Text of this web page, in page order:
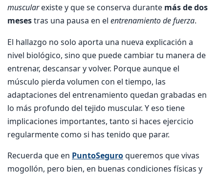
muscularexiste y que se conserva durante más de dos
mesestras una pausa en el entrenamiento de fuerza.
El hallazgo no solo aporta una nueva explicación a
nivel biológico, sino que puede cambiar tu manera de
entrenar, descansar y volver. Porque aunque el
músculo pierda volumen con el tiempo, las
adaptaciones del entrenamiento quedan grabadas en
lo más profundo del tejido muscular. Y eso tiene
implicaciones importantes, tanto si haces ejercicio
regularmente como si has tenido que parar.
Recuerda que en PuntoSeguroqueremos que vivas
mogollón, pero bien, en buenas condiciones físicas y